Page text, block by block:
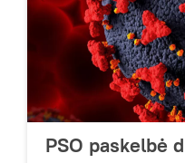
PSO paskelbė